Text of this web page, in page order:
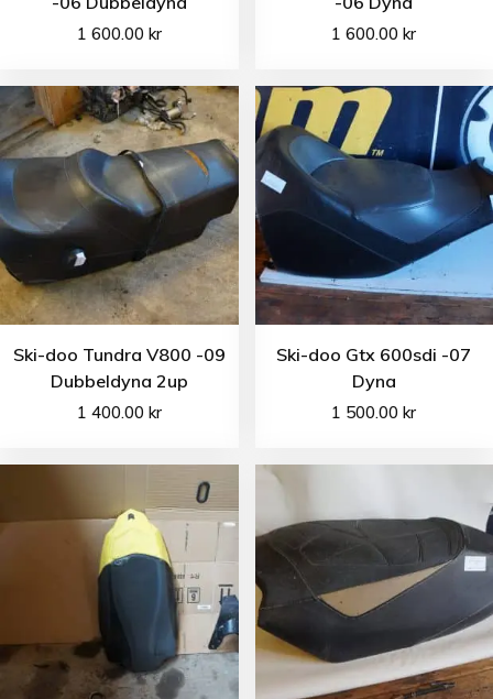
1 600.00 kr 1 600.00kr
Ski-doo Tundra V800 -09
Dubbeldyna 2up
1 400.00 kr
Ski-doo Gtx 600sdi -07
Dyna
1 500.00kr